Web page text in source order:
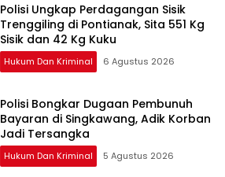
Polisi Ungkap Perdagangan Sisik
Trenggiling di Pontianak, Sita 551 Kg
Sisik dan 42 Kg Kuku
Hukum Dan Kriminal 6 Agustus 2026
Polisi Bongkar Dugaan Pembunuh
Bayaran di Singkawang, Adik Korban
Jadi Tersangka
Hukum Dan Kriminal 5 Agustus 2026